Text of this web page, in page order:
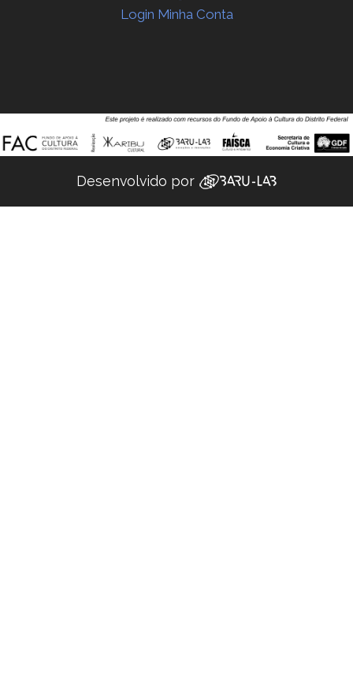
Login Minha Conta
Desenvolvido por ‌